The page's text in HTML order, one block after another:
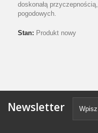
doskonałą
pogodowych.
Stan: Produkt nowy
Newsletter